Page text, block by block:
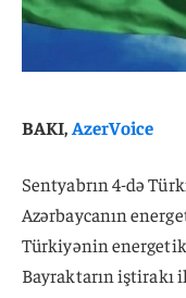
BAKI,AzerVoice
Sentyabrın 4-də
Azərbaycanın
Türkiyənin
Bayraktarın iştirakı